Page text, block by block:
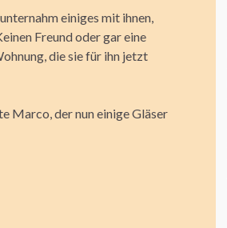
einiges mit ihnen,
Freund oder gar eine
die sie für ihn jetzt
Marco, der nun einige Gläser